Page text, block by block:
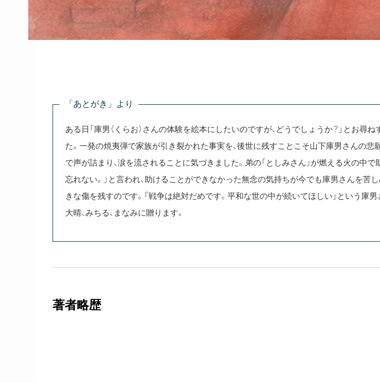
「あとがき」より
ある日「庫男（くらお）さんの体験を絵本にしたいのですが、どうでしょうか？」とお尋
た。一発の焼夷弾で家族が引き裂かれた事実を、後世に残すことこそ山下庫男さんの
で声が詰まり、涙を流されることに気づきました。弟の「としみさん」が燃える火の中
忘れない。」と言われ、助けることができなかった無念の気持ちが今でも庫男さんを
きな傷を残すのです。「戦争は絶対だめです。平和な世の中が続いてほしい」という庫
大晴、みちる、まなみに贈ります。
著者略歴